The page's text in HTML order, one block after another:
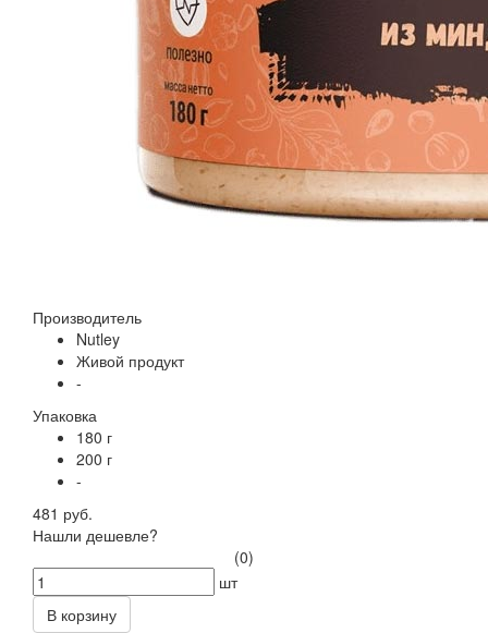
Производитель
Nutley
Живой продукт
-
Упаковка
180 г
200 г
-
481 руб.
Нашли дешевле?
(0)
шт
В корзину